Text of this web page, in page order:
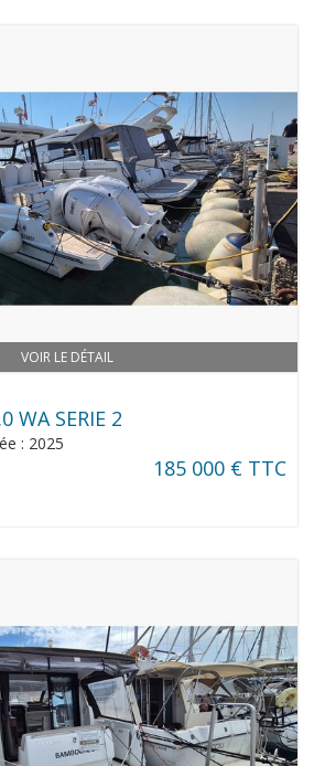
VOIR LE DÉTAIL
WA SERIE 2
: 2025
185 000 € TTC